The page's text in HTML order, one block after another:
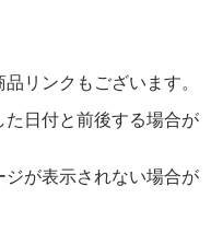
リンクもございます。
日付と前後する場合が
が表示されない場合が